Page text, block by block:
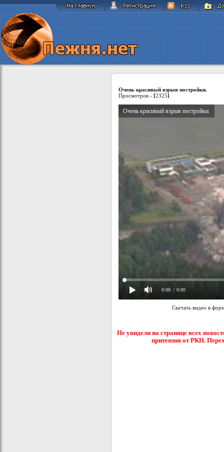
Очень красивый взрыв постройки.
Просмотров - [2325]
Очень красивый взрыв постройки.
0:00 / 0:00
Скачать видео в
Не увидели на странице всех
притензия от РКН.